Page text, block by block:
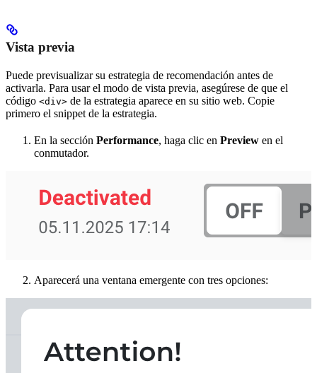
Vista previa
Puede previsualizar su estrategia de recomendación antes de
activarla. Para usar el modo de vista previa, asegúrese de que el
código <div> de la estrategia aparece en su sitio web. Copie
primero el snippet de la estrategia.
En la sección Performance, haga clic en Preview en el
conmutador.
Aparecerá una ventana emergente con tres opciones: